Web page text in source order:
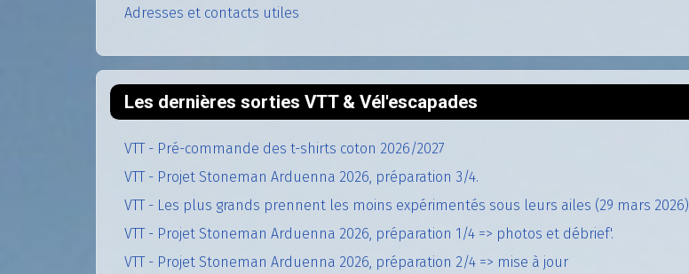
Adresses et contacts utiles
Les dernières sorties VTT & Vél'escapades
VTT - Pré-commande des t-shirts coton 2026/2027
VTT - Projet Stoneman Arduenna 2026, préparation 3/4.
VTT - Les plus grands prennent les moins expérimentés sous leurs ailes (29 mars 2026)
VTT - Projet Stoneman Arduenna 2026, préparation 1/4 => photos et débrief'.
VTT - Projet Stoneman Arduenna 2026, préparation 2/4 => mise à jour